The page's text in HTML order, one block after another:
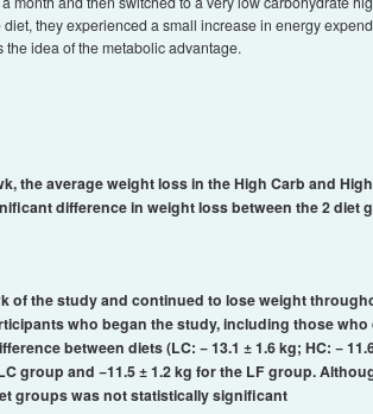
they experienced a small increase in energy
idea of the metabolic advantage.
the average weight loss in the High Carb and High
difference in weight loss between the 2 diet
of the study and continued to lose weight
who began the study, including those
between diets (LC: − 13.1 ± 1.6 kg; HC: −
group and −11.5 ± 1.2 kg for the LF group.
groups was not statistically significant